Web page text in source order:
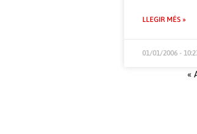
LLEGIR MÉS »
01/01/2006 -
«